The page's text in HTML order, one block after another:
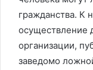
гражданства. К
осуществление
организации,
заведомо